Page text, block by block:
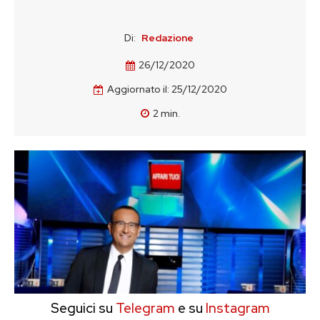
Di: Redazione
26/12/2020
Aggiornato il: 25/12/2020
2min.
Seguici su Telegram e su Instagram